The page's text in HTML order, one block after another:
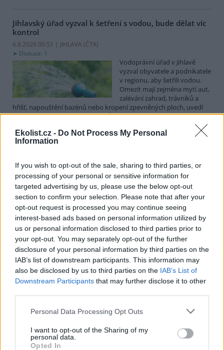
Ekolist.cz - Do Not Process My Personal
Information
If you wish to opt-out of the sale, sharing to third parties, or
processing of your personal or sensitive information for
targeted advertising by us, please use the below opt-out
section to confirm your selection. Please note that after your
opt-out request is processed you may continue seeing
interest-based ads based on personal information utilized by
us or personal information disclosed to third parties prior to
your opt-out. You may separately opt-out of the further
disclosure of your personal information by third parties on the
IAB’s list of downstream participants. This information may
also be disclosed by us to third parties on the IAB’s List of
Downstream Participants that may further disclose it to other
Personal Data Processing Opt Outs
I want to opt-out of the Sharing of my
personal data.
Opted In
Jihlavský úřad vyzval k šetření s vodou, bude dělat víc
kontrol
6.8.2026 00:51 | JIHLAVA (ČTK)
Diskuse: 1
Vodoprávní úřad v Jihlavě
vyzval obyvatele a podnikatele
v regionu, aby šetřili vodou.
Omezit mají zejména mytí aut,
zalévání zahrad, trávníků a
hřišť, napouštění bazénů nebo kropení zpevněných ploch, uvedl
mluvčí radnice Radovan Daněk. Úřad podle něj bude víc
kontrolovat povolené odběry. Výzva k šetření vodou platí pro
všechny obce spadající pod Jihlavu jako obec s rozšířenou
působností.
Celníci odhalili gang překupníků papoušků, zajistili
stovku ptáků
5.8.2026 20:13 ( ČTK
Celníci odhalili gang
překupníků chráněných druhů
papoušků působící v několika
krajích a zajistili asi stovku
ptáků. S odchytem a
zajištěním zvířat celníkům pomohly zoo v Praze, Zlíně a Ostravě. V
ostravské zahradě také papoušci nalezli dočasné útočiště. V
tiskové zprávě nawebucelníků to oznámila mluvčí Celní správy ČR
Martina Kaňková. Případem se zabývá policie.
pronásledovali velrybáře
Islandské úřady nařídily
vyhoštění 21 aktivistů